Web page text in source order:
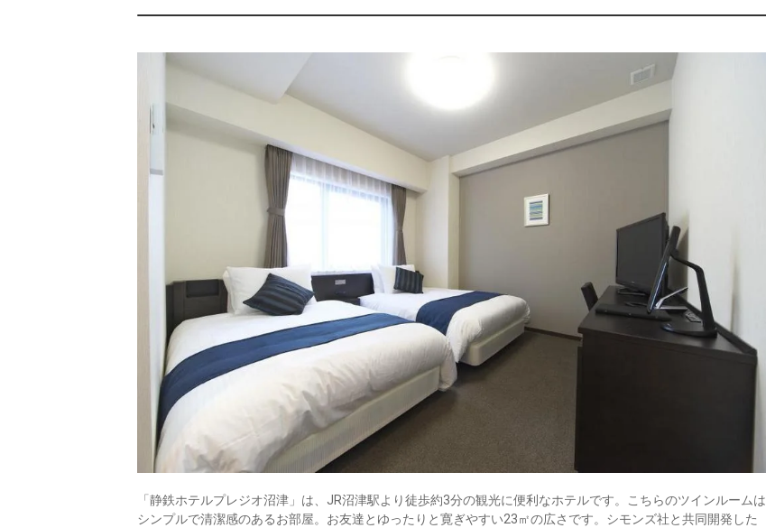
「静鉄ホテルプレジオ沼津」は、JR沼津駅より徒歩約3分の観光に便利なホテルです。こちらのツインルームは
シンプルで清潔感のあるお部屋。お友達とゆったりと寛ぎやすい23㎡の広さです。シモンズ社と共同開発した